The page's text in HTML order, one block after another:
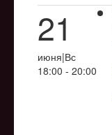
21
июня|Вс
18:00 - 20:00